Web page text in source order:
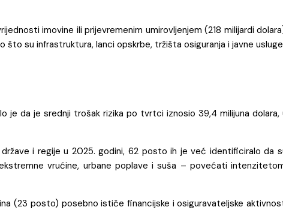
imovine ili prijevremenim umirovljenjem (218 milijardi
su infrastruktura, lanci opskrbe, tržišta osiguranja i javne
je da je srednji trošak rizika po tvrtci iznosio 39,4 milijuna dolara,
i regije u 2025. godini, 62 posto ih je već identificiralo da
vrućine, urbane poplave i suša – povećati
(23 posto) posebno ističe financijske i osiguravateljske